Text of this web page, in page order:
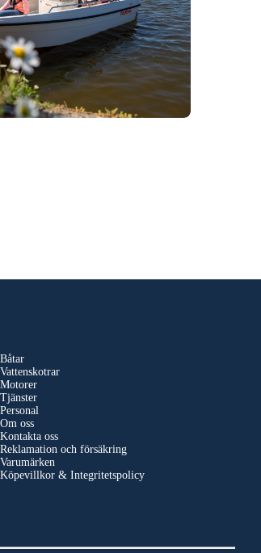
Båtar
Vattenskotrar
Motorer
Tjänster
Personal
Om oss
Kontakta oss
Reklamation och försäkring
Varumärken
Köpevillkor & Integritetspolicy